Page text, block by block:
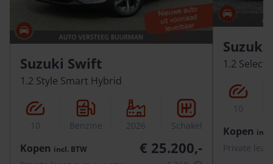
Suzuki Swift
1.2 Style Smart Hybrid
10 Benzine 2026 Schakel
Kopen incl. BTW € 25.200,-
Suzuki
1.2 Select
10
Kopen incl.
Private